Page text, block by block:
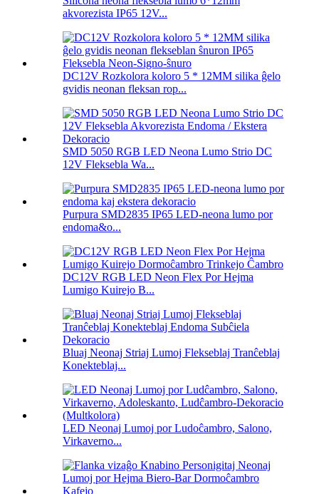
akvorezista IP65 12V...
DC12V Rozkolora koloro 5 * 12MM silika ĝelo
gvidis neonan fleksan rop...
SMD 5050 RGB LED Neona Lumo Strio DC
12V Fleksebla Wa...
Purpura SMD2835 IP65 LED-neona lumo por
endoma&o...
DC12V RGB LED Neon Flex Por Hejma
Lumigo Kuirejo B...
Bluaj Neonaj Striaj Lumoj Flekseblaj Tranĉeblaj
Konekteblaj...
LED Neonaj Lumoj por Ludoĉambro, Salono,
Virkaverno...